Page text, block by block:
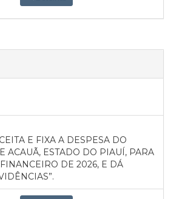
E FIXA A DESPESA DO
ACAUÃ, ESTADO DO PIAUÍ, PARA
DE 2026, E DÁ